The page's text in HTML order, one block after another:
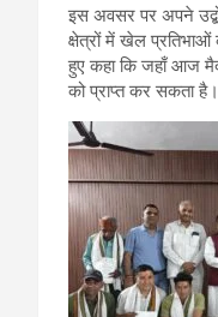
इस अवसर पर अपने
क्षेत्रों में खेल
हुए कहा कि जहाँ आज
को प्राप्त कर सकता